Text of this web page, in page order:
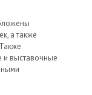
а также
и выставочные